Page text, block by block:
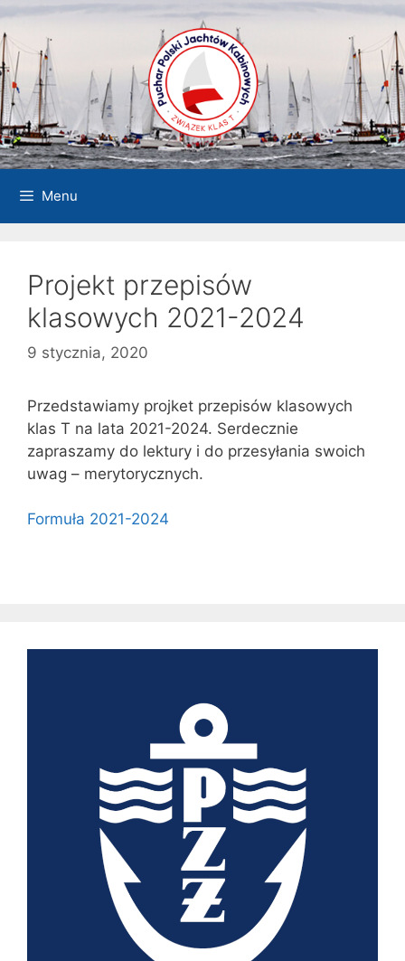
Przejdź
do
treści
Menu
Projekt przepisów
klasowych 2021-2024
9 stycznia, 2020
Przedstawiamy projket przepisów klasowych
klas T na lata 2021-2024. Serdecznie
zapraszamy do lektury i do przesyłania swoich
uwag – merytorycznych.
Formuła 2021-2024